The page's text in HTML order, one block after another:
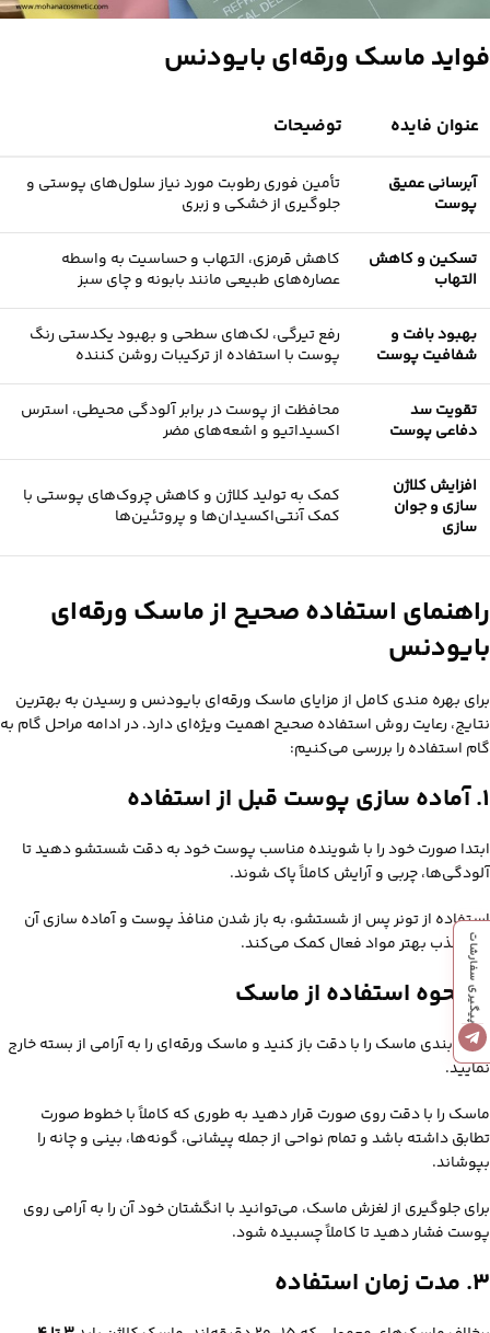
فواید ماسک ورقه‌ای بایودنس
عنوان فایده توضیحات
آبرسانی عمیق
پوست
تأمین فوری رطوبت مورد نیاز سلول‌های پوستی و
جلوگیری از خشکی و زبری
تسکین و کاهش
التهاب
کاهش قرمزی، التهاب و حساسیت به‌ واسطه
عصاره‌های طبیعی مانند بابونه و چای سبز
بهبود بافت و
شفافیت پوست
رفع تیرگی، لک‌های سطحی و بهبود یکدستی رنگ
پوست با استفاده از ترکیبات روشن‌ کننده
تقویت سد
دفاعی پوست
محافظت از پوست در برابر آلودگی محیطی، استرس
اکسیداتیو و اشعه‌های مضر
افزایش کلاژن‌
سازی و جوان‌
سازی
کمک به تولید کلاژن و کاهش چروک‌های پوستی با
کمک آنتی‌اکسیدان‌ها و پروتئین‌ها
راهنمای استفاده صحیح از ماسک ورقه‌ای
بایودنس
برای بهره‌ مندی کامل از مزایای ماسک ورقه‌ای بایودنس و رسیدن به بهترین
نتایج، رعایت روش استفاده صحیح اهمیت ویژه‌ای دارد. در ادامه مراحل گام به
گام استفاده را بررسی می‌کنیم:
۱. آماده‌ سازی پوست قبل از استفاده
ابتدا صورت خود را با شوینده مناسب پوست خود به دقت شستشو دهید تا
آلودگی‌ها، چربی و آرایش کاملاً پاک شوند.
استفاده از تونر پس از شستشو، به باز شدن منافذ پوست و آماده‌ سازی آن
برای جذب بهتر مواد فعال کمک می‌کند.
بسته‌ بندی ماسک را با دقت باز کنید و ماسک ورقه‌ای را به آرامی از بسته خارج
نمایید.
ماسک را با دقت روی صورت قرار دهید به طوری که کاملاً با خطوط صورت
تطابق داشته باشد و تمام نواحی از جمله پیشانی، گونه‌ها، بینی و چانه را
بپوشاند.
برای جلوگیری از لغزش ماسک، می‌توانید با انگشتان خود آن را به آرامی روی
پوست فشار دهید تا کاملاً چسبیده شود.
۳. مدت زمان استفاده
پیگیری سفارشات